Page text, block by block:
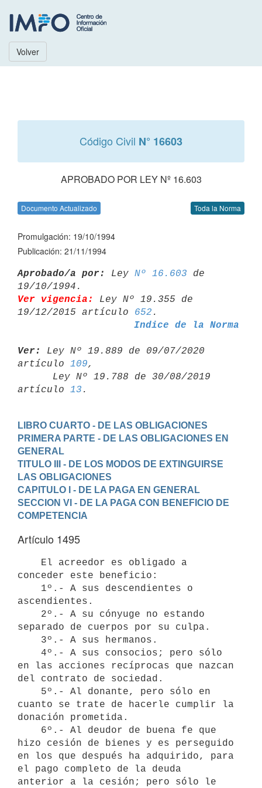
Volver
Código Civil N° 16603
APROBADO POR LEY Nº 16.603
Documento Actualizado Toda la Norma
Promulgación: 19/10/1994
Publicación: 21/11/1994
Aprobado/a por: Ley Nº 16.603 de
Ver vigencia:
Ley Nº 19.355 de
19/12/2015 artículo 652
Indice de la Norma
Ver:
Ley Nº 19.889 de 09/07/2020
artículo 109,
artículo 13
LIBRO CUARTO - DE LAS OBLIGACIONES
PRIMERA PARTE - DE LAS OBLIGACIONES EN
GENERAL
TITULO III - DE LOS MODOS DE EXTINGUIRSE
LAS OBLIGACIONES
CAPITULO I - DE LA PAGA EN GENERAL
SECCION VI - DE LA PAGA CON BENEFICIO DE
COMPETENCIA
Artículo 1495
conceder este beneficio:
ascendientes.
separado de cuerpos por su culpa.
en las acciones recíprocas que nazcan
del contrato de sociedad.
cuanto se trate de hacerle cumplir la
donación prometida.
hizo cesión de bienes y es perseguido
en los que después ha adquirido, para
el pago completo de la deuda
anterior a la cesión; pero sólo le